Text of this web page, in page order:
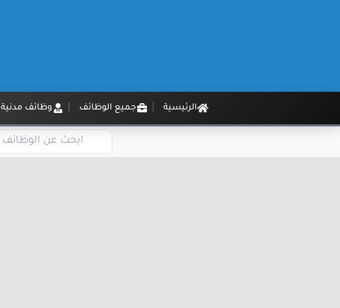
الرئيسية جميع الوظائف وظائف مدنية